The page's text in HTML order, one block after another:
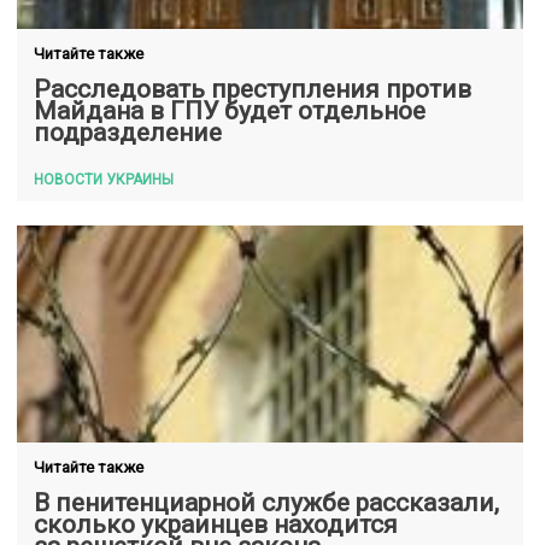
Читайте также
Расследовать преступления против
Майдана в ГПУ будет отдельное
подразделение
НОВОСТИ УКРАИНЫ
Читайте также
В пенитенциарной службе рассказали,
сколько украинцев находится